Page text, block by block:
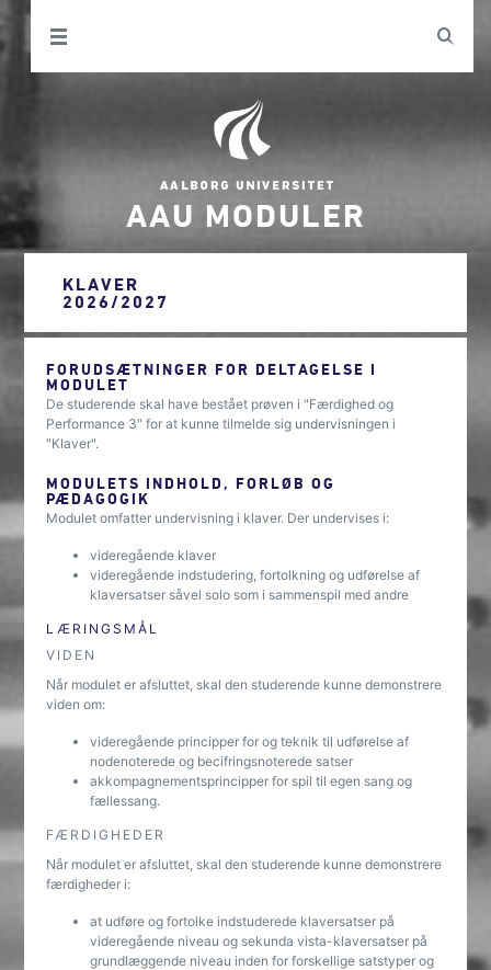
AAU MODULER
KLAVER
2026/2027
FORUDSÆTNINGER FOR DELTAGELSE I
MODULET
De studerende skal have bestået prøven i "Færdighed og
Performance 3" for at kunne tilmelde sig undervisningen i
"Klaver".
MODULETS INDHOLD, FORLØB OG
PÆDAGOGIK
Modulet omfatter undervisning i klaver. Der undervises i:
videregående klaver
videregående indstudering, fortolkning og udførelse af
klaversatser såvel solo som i sammenspil med andre
LÆRINGSMÅL
VIDEN
Når modulet er afsluttet, skal den studerende kunne demonstrere
viden om:
videregående principper for og teknik til udførelse af
nodenoterede og becifringsnoterede satser
akkompagnementsprincipper for spil til egen sang og
fællessang.
FÆRDIGHEDER
Når modulet er afsluttet, skal den studerende kunne demonstrere
færdigheder i:
at udføre og fortolke indstuderede klaversatser på
videregående niveau og sekunda vista-klaversatser på
grundlæggende niveau inden for forskellige satstyper og